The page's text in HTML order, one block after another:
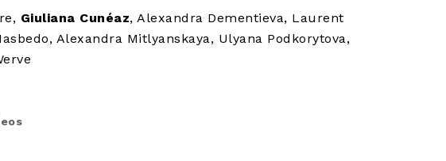
Giuliana Cunéaz, Alexandra Dementieva, Laurent
Alexandra Mitlyanskaya, Ulyana Podkorytova,